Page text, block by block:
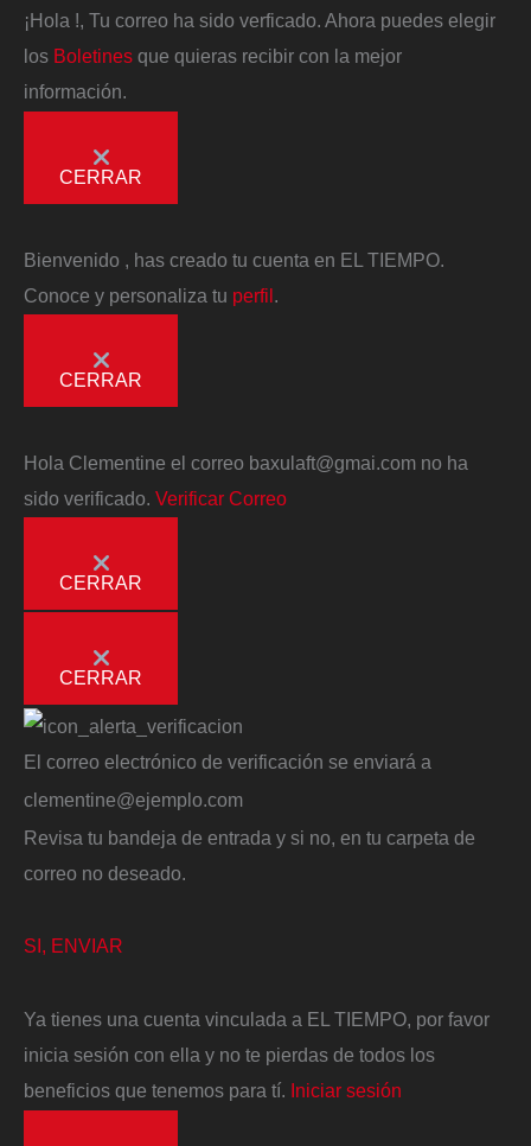
¡Hola !, Tu correo ha sido verficado. Ahora puedes elegir
los Boletines que quieras recibir con la mejor
información.
CERRAR
Bienvenido
, has creado tu cuenta en EL TIEMPO.
Conoce y personaliza tu perfil
CERRAR
Hola Clementine el correo baxulaft@gmai.com no ha
sido verificado. Verificar Correo
CERRAR
CERRAR
El correo electrónico de verificación se enviará a
clementine@ejemplo.com
Revisa tu bandeja de entrada y si no, en tu carpeta de
correo no deseado.
SI, ENVIAR
Ya tienes una cuenta vinculada a EL TIEMPO, por favor
inicia sesión con ella y no te pierdas de todos los
beneficios que tenemos para tí. Iniciar sesión